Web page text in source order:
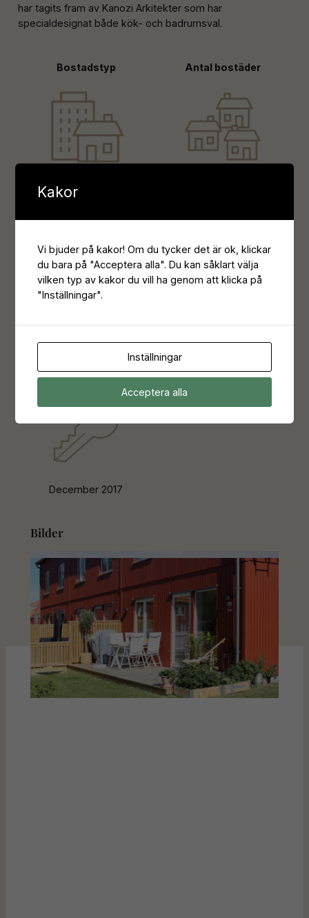
har tagits fram av Kanozi Arkitekter som har
specialdesignat både kök- och badrumsval.
Bostadstyp Antal bostäder
Storlek Antal rum
Inflyttat
December 2017
Bilder
Kakor
Vi bjuder på kakor! Om du tycker det är ok, klickar
du bara på "Acceptera alla". Du kan såklart välja
vilken typ av kakor du vill ha genom att klicka på
"Inställningar".
Inställningar
Acceptera alla